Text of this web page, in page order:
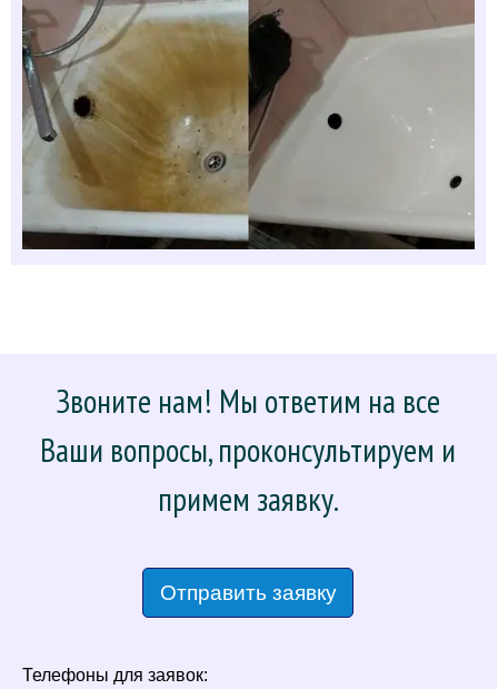
Звоните нам! Мы ответим на все
Ваши вопросы, проконсультируем и
примем заявку.
Отправить заявку
Телефоны для заявок: